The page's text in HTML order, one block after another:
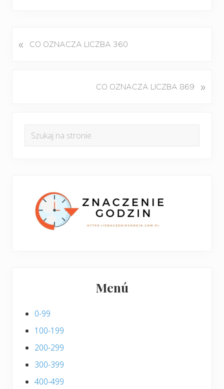
P
« CO OZNACZA LICZBA 360
CO OZNACZA LICZBA 869 »
panel
Szukaj
Menú
0-99
100-199
200-299
300-399
400-499